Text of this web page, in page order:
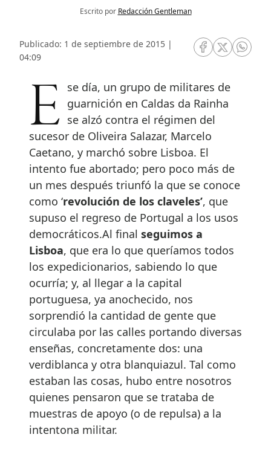
Escrito por Redacción Gentleman
Publicado: 1 de septiembre de 2015 |
04:09
RRSS Facebook
RRSSRRSS
Ese día, un grupo de militares de guarnición en Caldas da Rainha
se alzó contra el régimen del
sucesor de Oliveira Salazar, Marcelo
Caetano, y marchó sobre Lisboa. El
intento fue abortado; pero poco más de
un mes después triunfó la que se conoce
como ‘revolución de los claveles’, que
supuso el regreso de Portugal a los usos
democráticos.Al final seguimos a
Lisboa, que era lo que queríamos todos
los expedicionarios, sabiendo lo que
ocurría; y, al llegar a la capital
portuguesa, ya anochecido, nos
sorprendió la cantidad de gente que
circulaba por las calles portando diversas
enseñas, concretamente dos: una
verdiblanca y otra blanquiazul. Tal como
estaban las cosas, hubo entre nosotros
quienes pensaron que se trataba de
muestras de apoyo (o de repulsa) a la
intentona militar.